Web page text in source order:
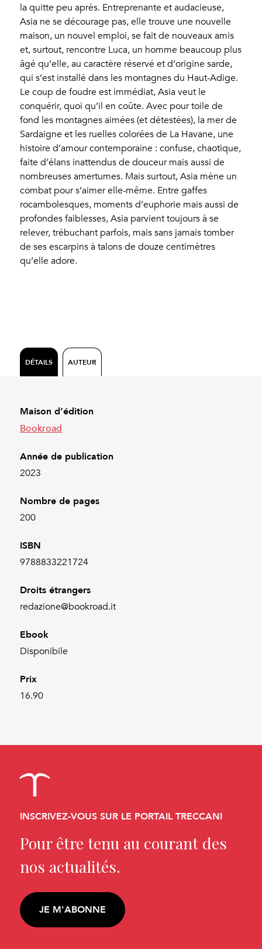
la quitte peu après. Entreprenante et audacieuse,
Asia ne se décourage pas, elle trouve une nouvelle
maison, un nouvel emploi, se fait de nouveaux amis
et, surtout, rencontre Luca, un homme beaucoup plus
âgé qu’elle, au caractère réservé et d’origine sarde,
qui s’est installé dans les montagnes du Haut-Adige.
Le coup de foudre est immédiat, Asia veut le
conquérir, quoi qu’il en coûte. Avec pour toile de
fond les montagnes aimées (et détestées), la mer de
Sardaigne et les ruelles colorées de La Havane, une
histoire d’amour contemporaine : confuse, chaotique,
faite d’élans inattendus de douceur mais aussi de
nombreuses amertumes. Mais surtout, Asia mène un
combat pour s’aimer elle-même. Entre gaffes
rocambolesques, moments d’euphorie mais aussi de
profondes faiblesses, Asia parvient toujours à se
relever, trébuchant parfois, mais sans jamais tomber
de ses escarpins à talons de douze centimètres
qu’elle adore.
DÉTAILS AUTEUR
Maison d’édition
Bookroad
Année de publication
2023
Nombre de pages
200
ISBN
9788833221724
Droits étrangers
redazione@bookroad.it
Ebook
Disponibile
Prix
16.90
INSCRIVEZ-VOUS SUR LE PORTAIL TRECCANI
Pour être tenu au courant des
nos actualités.
JE M'ABONNE